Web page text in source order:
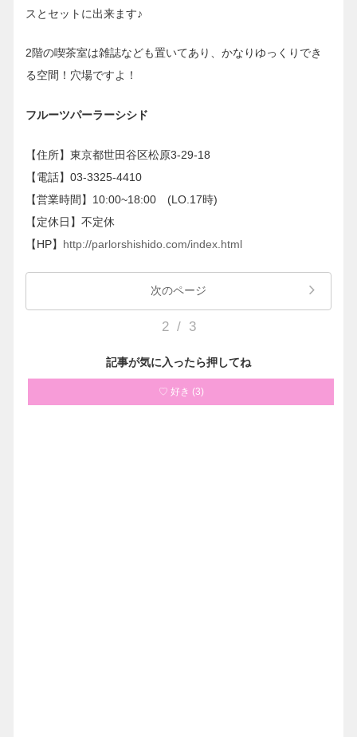
スとセットに出来ます♪
2階の喫茶室は雑誌なども置いてあり、かなりゆっくりでき
る空間！穴場ですよ！
フルーツパーラーシシド
【住所】東京都世田谷区松原3-29-18
【電話】03-3325-4410
【営業時間】10:00~18:00 (LO.17時)
【定休日】不定休
【HP】 http://parlorshishido.com/index.html
次のページ
2 / 3
記事が気に入ったら押してね
♡ 好き (3)